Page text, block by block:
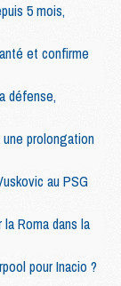
5 mois,
et confirme
défense,
prolongation
au PSG
la Roma dans la
pour Inacio ?